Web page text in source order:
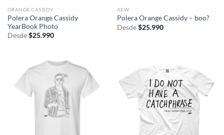
ORANGE CASSIDY
Polera Orange Cassidy
YearBook Photo
Desde $25.990
AEW
Polera Orange Cassidy – boo?
Desde $25.990